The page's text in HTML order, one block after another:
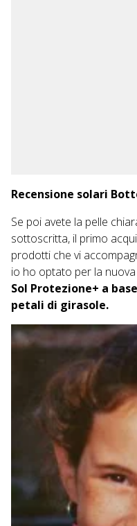
Recensione solari
Se poi avete la pelle
sottoscritta, il primo
prodotti che vi
io ho optato per la
Sol Protezione+ a
petali di girasole.